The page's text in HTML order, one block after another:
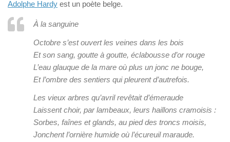
Adolphe Hardy est un poète belge.
À la sanguine
Octobre s’est ouvert les veines dans les bois
Et son sang, goutte à goutte, éclabousse d’or rouge
L’eau glauque de la mare où plus un jonc ne bouge,
Et l’ombre des sentiers qui pleurent d’autrefois.
Les vieux arbres qu’avril revêtait d’émeraude
Laissent choir, par lambeaux, leurs haillons cramoisis :
Sorbes, faînes et glands, au pied des troncs moisis,
Jonchent l’ornière humide où l’écureuil maraude.